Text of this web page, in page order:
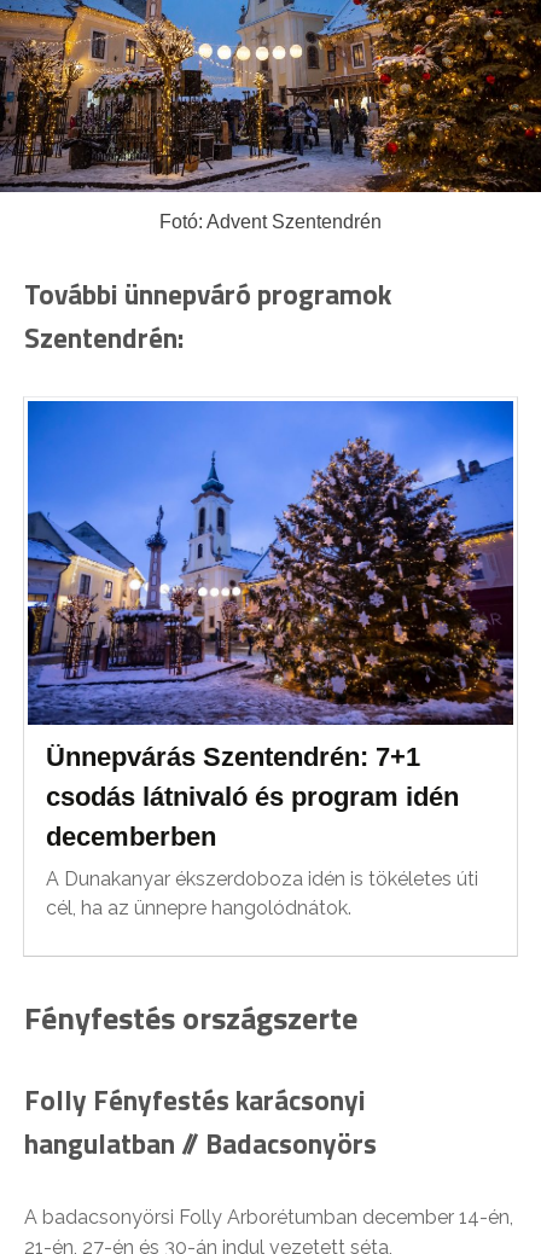
Fotó: Advent Szentendrén
További ünnepváró programok
Szentendrén:
Ünnepvárás Szentendrén: 7+1
csodás látnivaló és program idén
decemberben
A Dunakanyar ékszerdoboza idén is tökéletes úti
cél, ha az ünnepre hangolódnátok.
Fényfestés országszerte
Folly Fényfestés karácsonyi
hangulatban // Badacsonyörs
A badacsonyörsi Folly Arborétumban december 14-én,
21-én, 27-én és 30-án indul vezetett séta,